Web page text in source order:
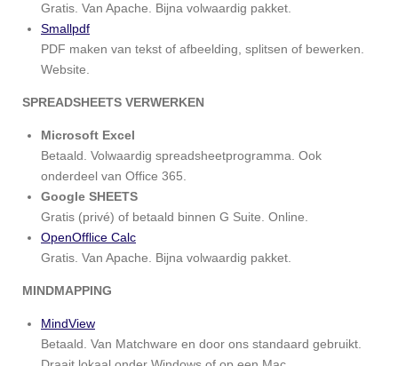
Gratis. Van Apache. Bijna volwaardig pakket.
Smallpdf
PDF maken van tekst of afbeelding, splitsen of bewerken.
Website.
SPREADSHEETS VERWERKEN
Microsoft Excel
Betaald. Volwaardig spreadsheetprogramma. Ook
onderdeel van Office 365.
Google SHEETS
Gratis (privé) of betaald binnen G Suite. Online.
OpenOfflice Calc
Gratis. Van Apache. Bijna volwaardig pakket.
MINDMAPPING
MindView
Betaald. Van Matchware en door ons standaard gebruikt.